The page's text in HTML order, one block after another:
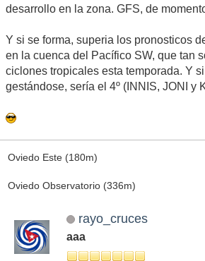
desarrollo en la zona. GFS, de
Y si se forma, superia los pronosticos
en la cuenca del Pacífico SW, que tan
ciclones tropicales esta temporada. Y
gestándose, sería el 4º (INNIS, JONI y
Oviedo Este (180m)
Oviedo Observatorio (336m)
rayo_cruces
aaa